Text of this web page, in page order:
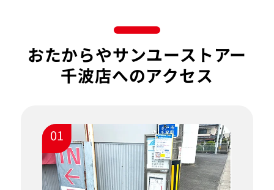
おたからやサンユーストアー
千波店へのアクセス
01